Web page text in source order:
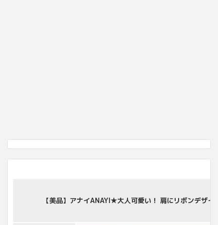
【美品】アナイANAYI★大人可愛い！ 肩にリボンデザ